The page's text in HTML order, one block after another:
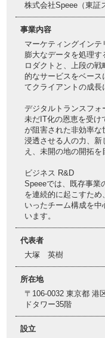
株式会社Speee（東証
事業内容
マーケティングインテ
膨大なデータを処理
ロダクトと、上段の
的なサービスをベー
てクライアントの成長
デジタルトランスフォ
未だIT化の恩恵を受け
が阻害された非効率な
浸透させる人の力、
え、未開の地の開拓を
ビジネス R&D
Speeeでは、既存事業
を連続的に起こすため
いったチーム構成を
います。
代表者
大塚 英樹
所在地
〒106-0032 東京都 港
ドタワー35階
設立